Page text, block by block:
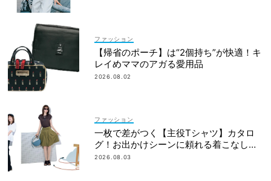
ファッション
【帰省のポーチ】は“2個持ち”が快適！キ
レイめママのアガる愛用品
2026.08.02
ファッション
一枚で差がつく【主役Tシャツ】カタロ
グ！お出かけシーンに頼れる着こなし実
例も
2026.08.03